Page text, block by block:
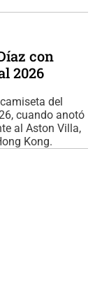
con
2026
del
cuando anotó
al Aston Villa,
Kong.